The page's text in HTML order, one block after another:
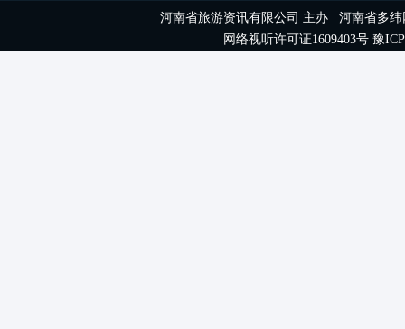
河南省旅游资讯有限公司 主办 河南省多
网络视听许可证1609403号 豫